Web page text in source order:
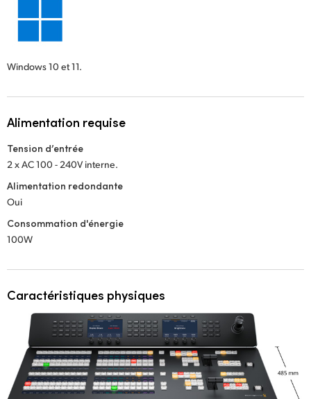
Windows 10 et 11.
Alimentation requise
Tension d’entrée
2 x AC 100 - 240V interne.
Alimentation redondante
Oui
Consommation d'énergie
100W
Caractéristiques physiques